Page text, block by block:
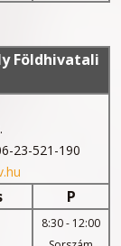
Földhivatali
23-521-190
P
8:30 - 12:00